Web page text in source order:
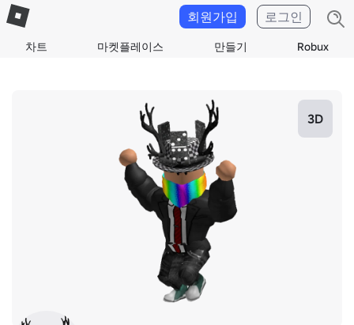
차트 마켓플레이스 만들기 Robux
회원가입 로그인
3D